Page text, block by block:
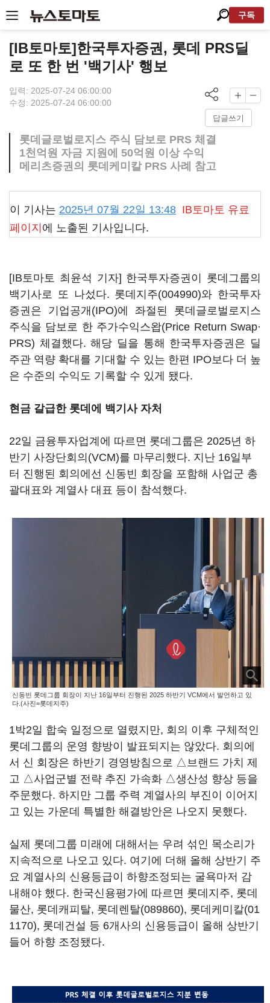
구독
[IB토마토]한국투자증권, 롯데 PRS딜
로 또 한 번 '백기사' 행보
입력: 2025-07-24 06:00:00
수정: 2025-07-24 06:00:00
답글쓰기
롯데글로벌로지스 주식 담보로 PRS 체결
1천억원 자금 지원에 50억원 이상 수익
메리츠증권의 롯데케미칼 PRS 사례 참고
이 기사는 2025년 07월 22일 13:48 IB토마토 유료
페이지 에 노출된 기사입니다.
[IB토마토 최윤석 기자] 한국투자증권이 롯데그룹의
백기사로 또 나섰다. 롯데지주(004990)와 한국투자
증권은 기업공개(IPO)에 좌절된 롯데글로벌로지스
주식을 담보로 한 주가수익스왑(Price Return Swap·
PRS) 체결했다. 해당 딜을 통해 한국투자증권은 딜
주관 역량 확대를 기대할 수 있는 한편 IPO보다 더 높
은 수준의 수익도 기록할 수 있게 됐다.
현금 갈급한 롯데에 백기사 자처
22일 금융투자업계에 따르면 롯데그룹은 2025년 하
반기 사장단회의(VCM)를 마무리했다. 지난 16일부
터 진행된 회의에선 신동빈 회장을 포함해 사업군 총
괄대표와 계열사 대표 등이 참석했다.
신동빈 롯데그룹 회장이 지난 16일부터 진행된 2025 하반기 VCM에서 발언하고 있
다.(사진=롯데지주)
1박2일 합숙 일정으로 열렸지만, 회의 이후 구체적인
롯데그룹의 운영 향방이 발표되지는 않았다. 회의에
서 신 회장은 하반기 경영방침으로 △브랜드 가치 제
고 △사업군별 전략 추진 가속화 △생산성 향상 등을
주문했다. 하지만 그룹 주력 계열사의 부진이 이어지
고 있는 가운데 특별한 해결방안은 나오지 못했다.
실제 롯데그룹 미래에 대해서는 우려 섞인 목소리가
지속적으로 나오고 있다. 여기에 더해 올해 상반기 주
요 계열사의 신용등급이 하향조정되는 굴욕마저 감
내해야 했다. 한국신용평가에 따르면 롯데지주, 롯데
물산, 롯데캐피탈, 롯데렌탈(089860), 롯데케미칼(01
1170), 롯데건설 등 6개사의 신용등급이 올해 상반기
들어 하향 조정됐다.